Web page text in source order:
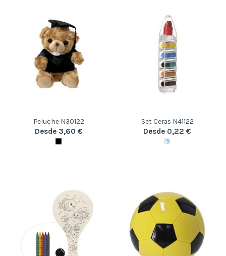
Peluche N30122
Desde 3,60 €
Set Ceras N41122
Desde 0,22 €